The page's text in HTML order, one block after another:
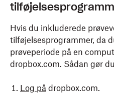
Hvis du inkluderede
tilføjelsesprogrammer, da
prøveperiode på en
dropbox.com. Sådan gør
Log på dropbox.com.